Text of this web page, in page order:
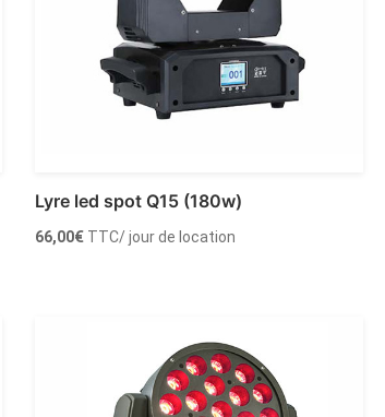
Lyre led spot Q15 (180w)
66,00€ TTC/ jour de location
Ajouter au panier